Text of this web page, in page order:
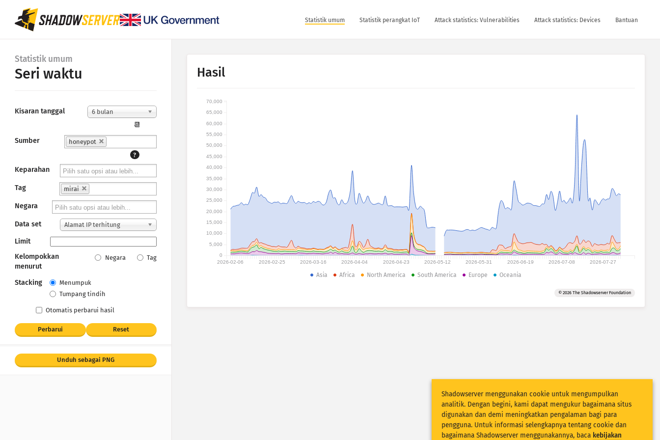
Statistik umum Statistik perangkat IoT Attack statistics: Vulnerabilities Attack statistics: Devices Bantuan
Statistik umum
Seri waktu
Kisaran tanggal 6 bulan
📆
Sumber
honeypot
?
Keparahan
Tag mirai
Negara
Data set Alamat IP terhitung
Limit
Kelompokkan
menurut
Negara Tag
Stacking
Menumpuk
Tumpang tindih
Otomatis perbarui hasil
Perbarui Reset
Unduh sebagai PNG
Hasil
2026-02-06 2026-02-25 2026-03-16 2026-04-04 2026-04-23 2026-05-12 2026-05-31 2026-06-19 2026-07-08 2026-07-27
0
5,000
10,000
15,000
20,000
25,000
30,000
35,000
40,000
45,000
50,000
55,000
60,000
65,000
70,000
Asia Africa North America South America Europe Oceania
© 2026 The Shadowserver Foundation
Shadowserver menggunakan cookie untuk mengumpulkan
analitik. Dengan begini, kami dapat mengukur bagaimana situs
digunakan dan demi meningkatkan pengalaman bagi para
pengguna. Untuk informasi selengkapnya tentang cookie dan
bagaimana Shadowserver menggunakannya, baca kebijakan